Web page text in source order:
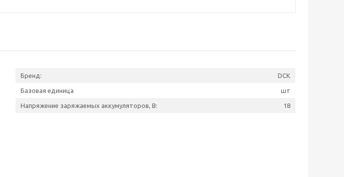
Бренд: DCK
Базовая единица шт
Напряжение заряжаемых аккумуляторов, В: 18